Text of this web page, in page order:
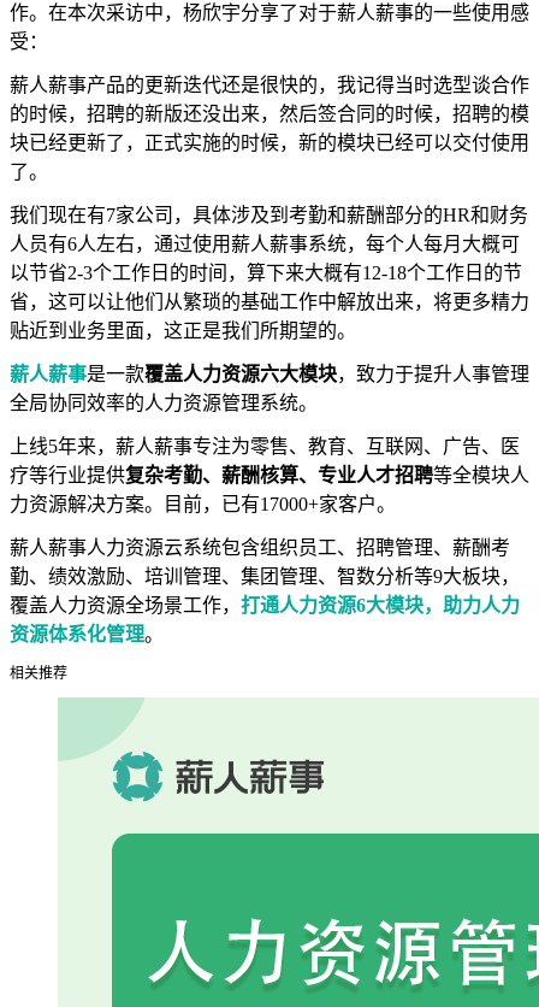
作。在本次采访中，杨欣宇分享了对于薪人薪事的一些使用感
受：
薪人薪事产品的更新迭代还是很快的，我记得当时选型谈合作
的时候，招聘的新版还没出来，然后签合同的时候，招聘的模
块已经更新了，正式实施的时候，新的模块已经可以交付使用
了。
我们现在有7家公司，具体涉及到考勤和薪酬部分的HR和财务
人员有6人左右，通过使用薪人薪事系统，每个人每月大概可
以节省2-3个工作日的时间，算下来大概有12-18个工作日的节
省，这可以让他们从繁琐的基础工作中解放出来，将更多精力
贴近到业务里面，这正是我们所期望的。
薪人薪事是一款覆盖人力资源六大模块，致力于提升人事管理
全局协同效率的人力资源管理系统。
上线5年来，薪人薪事专注为零售、教育、互联网、广告、医
疗等行业提供复杂考勤、薪酬核算、专业人才招聘等全模块人
力资源解决方案。目前，已有17000+家客户。
薪人薪事人力资源云系统包含组织员工、招聘管理、薪酬考
勤、绩效激励、培训管理、集团管理、智数分析等9大板块，
覆盖人力资源全场景工作， 打通人力资源6大模块，助力人力
资源体系化管理。
相关推荐